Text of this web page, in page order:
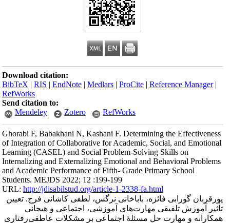
Download citation:
BibTeX |RIS |EndNote |Medlars |ProCite |Reference Manager
RefWorks
Send citation to:
Mendeley
Zotero RefWorks
Ghorabi F, Babakhani N, Kashani F. Determining the Effectiveness
of Integration of Collaborative for Academic, Social, and Emotional
Learning (CASEL) and Social Problem-Solving Skills on
Internalizing and Externalizing Emotional and Behavioral Problems
and Academic Performance of Fifth- Grade Primary School
Students. MEJDS 2022; 12 :199-199
URL:http://jdisabilstud.org/article-1-2338-fa.html
پورقربان گورابی فائزه، باباخانی نرگس، لطفی کاشانی فرح. تعیین
تأثیر آموزش تلفیقی مهارت‌های آموزشی، اجتماعی و هیجانی
همکارانه و مهارت‌ حل مسئلهٔ اجتماعی بر مشکلات عاطفی‌رفتاری